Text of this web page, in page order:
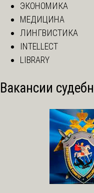
ЭКОНОМИКА
МЕДИЦИНА
ЛИНГВИСТИКА
INTELLECT
LIBRARY
Вакансии